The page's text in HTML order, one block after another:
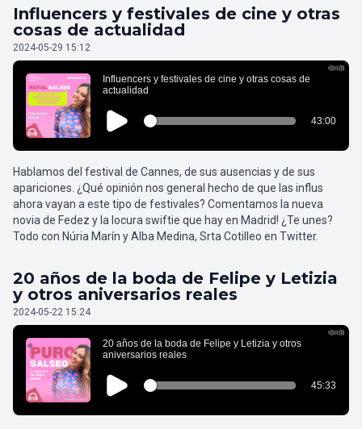
Influencers y festivales de cine y otras
cosas de actualidad
2024-05-29 15:12
Hablamos del festival de Cannes, de sus ausencias y de sus
apariciones. ¿Qué opinión nos general hecho de que las influs
ahora vayan a este tipo de festivales? Comentamos la nueva
novia de Fedez y la locura swiftie que hay en Madrid! ¿Te unes?
Todo con Núria Marín y Alba Medina, Srta Cotilleo en Twitter.
20 años de la boda de Felipe y Letizia
y otros aniversarios reales
2024-05-22 15:24